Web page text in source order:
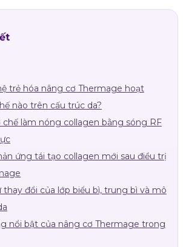
trẻ hóa nâng cơ Thermage hoạt
nào trên cấu trúc da?
chế làm nóng collagen bằng sóng RF
ứng tái tạo collagen mới sau điều trị
thay đổi của lớp biểu bì, trung bì và mô
nổi bật của nâng cơ Thermage trong